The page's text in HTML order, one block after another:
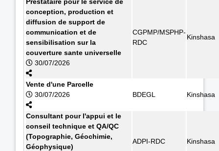
conception, production et
diffusion de support de
communication et de
sensibilisation sur la
couverture sante universelle
30/07/2026
CGPMP/MSPHP-
RDC
Kinshasa
Vente d'une Parcelle
30/07/2026
BDEGL Kinshasa
Consultant pour l'appui et le
conseil technique et QA/QC
(Topographie, Géochimie,
Géophysique)
ADPI-RDC Kinshasa